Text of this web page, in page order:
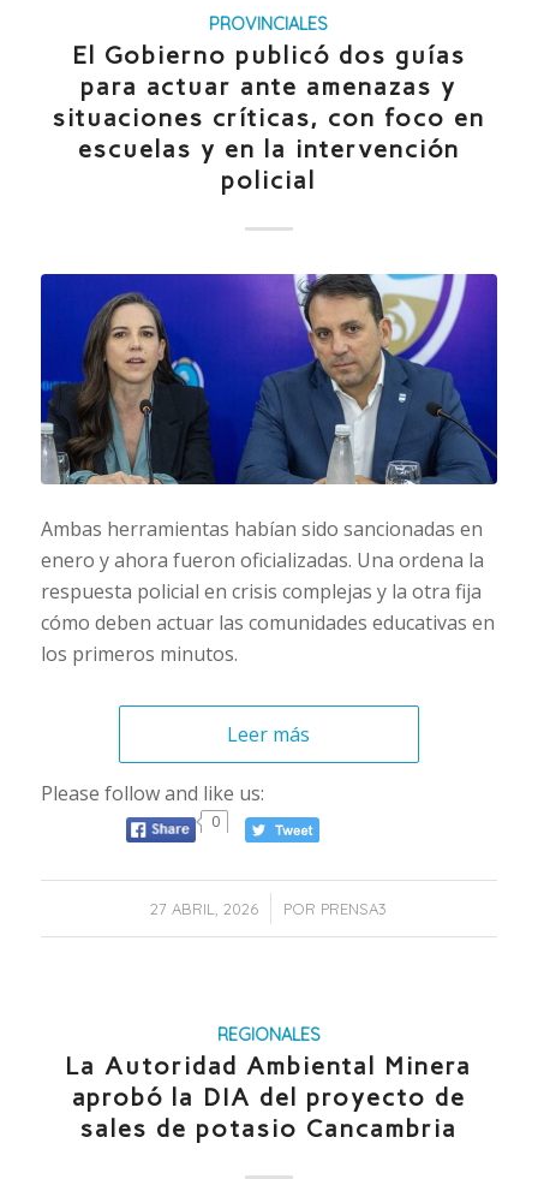
PROVINCIALES
El Gobierno publicó dos guías
para actuar ante amenazas y
situaciones críticas, con foco en
escuelas y en la intervención
policial
Ambas herramientas habían sido sancionadas en
enero y ahora fueron oficializadas. Una ordena la
respuesta policial en crisis complejas y la otra fija
cómo deben actuar las comunidades educativas en
los primeros minutos.
Leer más
Please follow and like us:
0
27 ABRIL, 2026
/ POR PRENSA3
REGIONALES
La Autoridad Ambiental Minera
aprobó la DIA del proyecto de
sales de potasio Cancambria